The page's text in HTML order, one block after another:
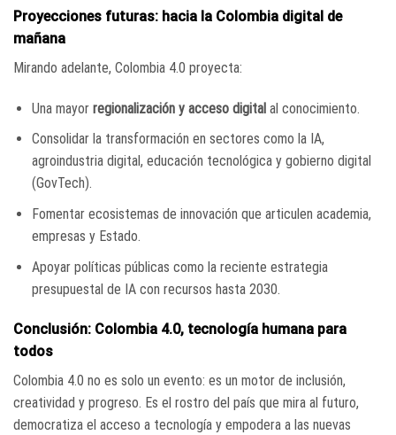
Proyecciones futuras: hacia la Colombia digital de
mañana
Mirando adelante, Colombia 4.0 proyecta:
Una mayor regionalización y acceso digitalal conocimiento.
Consolidar la transformación en sectores como la IA,
agroindustria digital, educación tecnológica y gobierno digital
(GovTech).
Fomentar ecosistemas de innovación que articulen academia,
empresas y Estado.
Apoyar políticas públicas como la reciente estrategia
presupuestal de IA con recursos hasta 2030.
Conclusión: Colombia 4.0, tecnología humana para
todos
Colombia 4.0 no es solo un evento: es un motor de inclusión,
creatividad y progreso. Es el rostro del país que mira al futuro,
democratiza el acceso a tecnología y empodera a las nuevas